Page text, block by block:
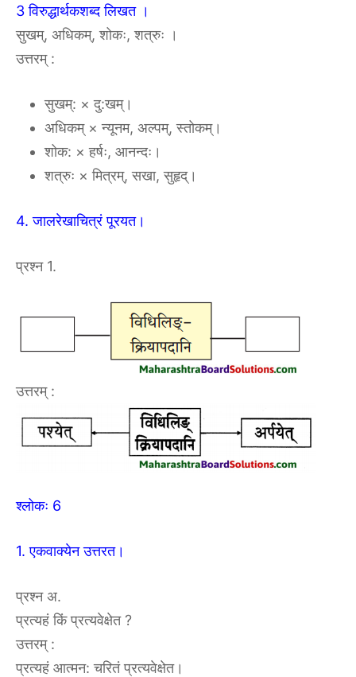
3 विरुद्धार्थकशब्द लिखत ।
सुखम्, अधिकम्, शोकः, शत्रुः ।
उत्तरम् :
सुखम्: × दु:खम्।
अधिकम् × न्यूनम, अल्पम्, स्तोकम्।
शोक: × हर्षः, आनन्दः।
शत्रुः × मित्रम्, सखा, सुहृद्।
4. जालरेखाचित्रं पूरयत।
प्रश्न 1.
उत्तरम् :
श्लोकः 6
1. एकवाक्येन उत्तरत।
प्रश्न अ.
प्रत्यहं किं प्रत्यवेक्षेत ?
उत्तरम् :
प्रत्यहं आत्मन: चरितं प्रत्यवेक्षेत।